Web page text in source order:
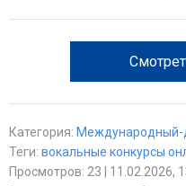
Категория: Международный-
Теги: вокальные конкурсы
Просмотров: 23 | 11.02.2026,